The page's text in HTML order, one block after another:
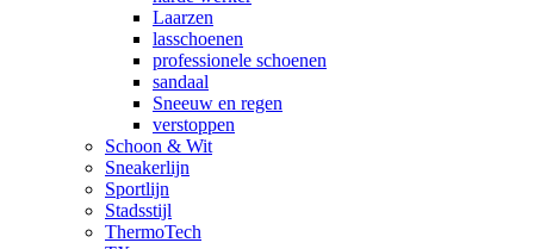
Laarzen
lasschoenen
professionele schoenen
sandaal
Sneeuw en regen
verstoppen
Schoon & Wit
Sneakerlijn
Sportlijn
Stadsstijl
ThermoTech